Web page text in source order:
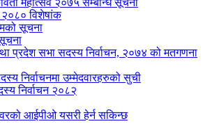
महोत्सव २०७५ सम्बन्धि सूचना
२०८० विशेषांक
सूचना
प्रदेश सभा सदस्य निर्वाचन, २०७४ को मतगणना
निर्वाचनमा उम्मेदवारहरुको सुची
निर्वाचन २०८२
आईपीओ यसरी हेर्न सकिन्छ